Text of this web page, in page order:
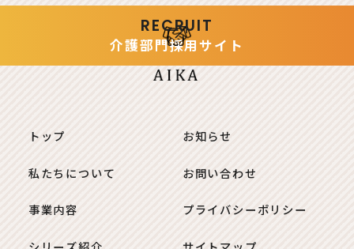
RECRUIT
介護部門採用サイト
トップ
私たちについて
事業内容
お知らせ
お問い合わせ
プライバシーポリシー